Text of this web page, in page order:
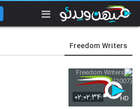
Freedom Writers
۰۲:۰۲:۳۴ HD